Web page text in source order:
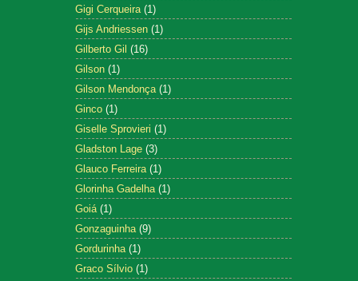
Gigi Cerqueira (1)
Gijs Andriessen (1)
Gilberto Gil (16)
Gilson (1)
Gilson Mendonça (1)
Ginco (1)
Giselle Sprovieri (1)
Gladston Lage (3)
Glauco Ferreira (1)
Glorinha Gadelha (1)
Goiá (1)
Gonzaguinha (9)
Gordurinha (1)
Graco Sílvio (1)